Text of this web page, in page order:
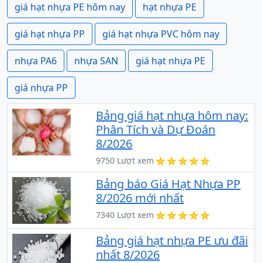
giá hạt nhựa PE hôm nay hạt nhựa PE
giá hạt nhựa PP giá hạt nhựa PVC hôm nay
nhựa PA6 nhựa SAN giá hạt nhựa PE
giá nhựa PP
Bảng giá hạt nhựa hôm nay:
Phân Tích và Dự Đoán
8/2026
9750 Lượt xem
Bảng báo Giá Hạt Nhựa PP
8/2026 mới nhất
7340 Lượt xem
Bảng giá hạt nhựa PE ưu đãi
nhất 8/2026